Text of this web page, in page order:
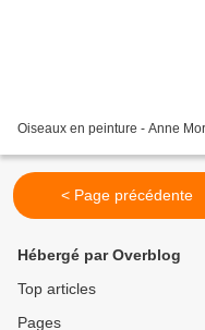
Oiseaux en peinture - Anne
< Page précédente
Hébergé par Overblog
Top articles
Pages